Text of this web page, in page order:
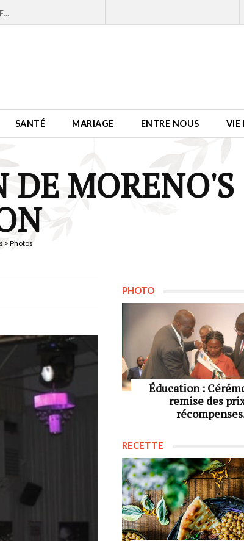
SANTÉ MARIAGE ENTRE NOUS VIE
MORENO'S
> Photos
PHOTO
Éducation :
remise des
RECETTE